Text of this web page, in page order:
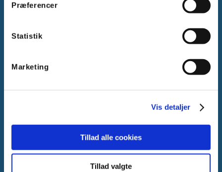
Præferencer
Statistik
Marketing
Vis detaljer
Tillad alle cookies
Tillad valgte
Salgs- og Leveringsbetingelser